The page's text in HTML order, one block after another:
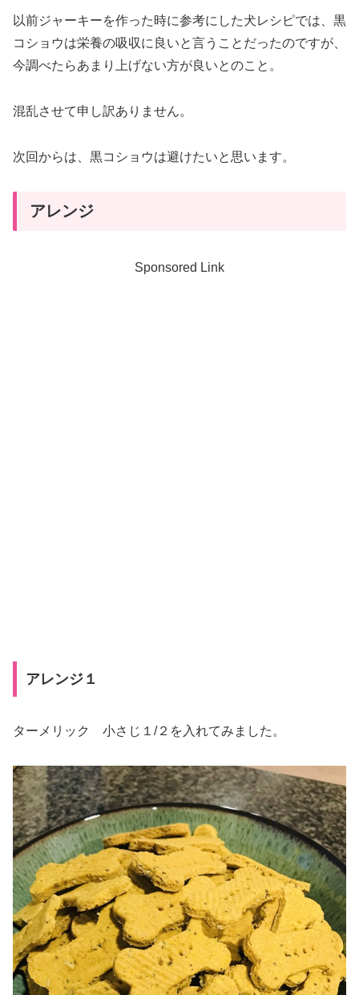
以前ジャーキーを作った時に参考にした犬レシピでは、黒
コショウは栄養の吸収に良いと言うことだったのですが、
今調べたらあまり上げない方が良いとのこと。
混乱させて申し訳ありません。
次回からは、黒コショウは避けたいと思います。
アレンジ
Sponsored Link
アレンジ１
ターメリック 小さじ１/２を入れてみました。